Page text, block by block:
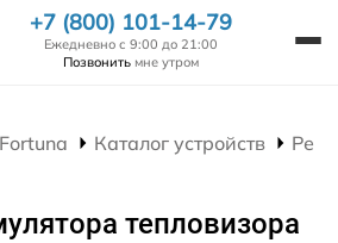
+7 (800) 101-14-79
Ежедневно с 9:00 до 21:00
Позвонить мне утром
Каталог устройств
тепловизора